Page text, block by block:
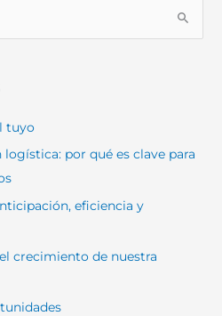
tuyo
por qué es clave para
eficiencia y
crecimiento de nuestra